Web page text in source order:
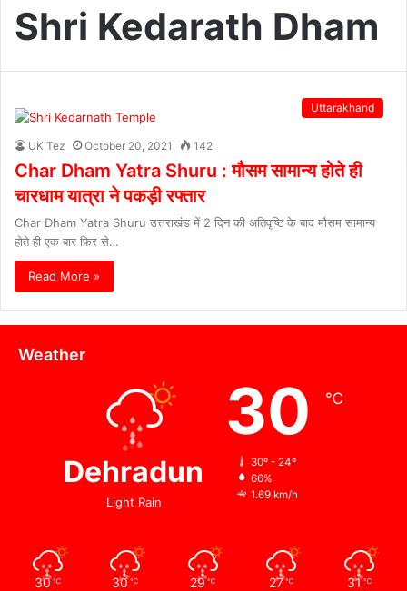
Shri Kedarath Dham
Uttarakhand
UK Tez October 20, 2021 142
Char Dham Yatra Shuru : मौसम सामान्य होते ही
चारधाम यात्रा ने पकड़ी रफ्तार
Char Dham Yatra Shuru उत्तराखंड में 2 दिन की अतिवृष्टि के बाद मौसम सामान्य
होते ही एक बार फिर से…
Read More »
Weather
Dehradun
Light Rain
30 ℃
30º - 24º
66%
1.69 km/h
30 ℃ 30 ℃ 29 ℃ 27 ℃ 31 ℃